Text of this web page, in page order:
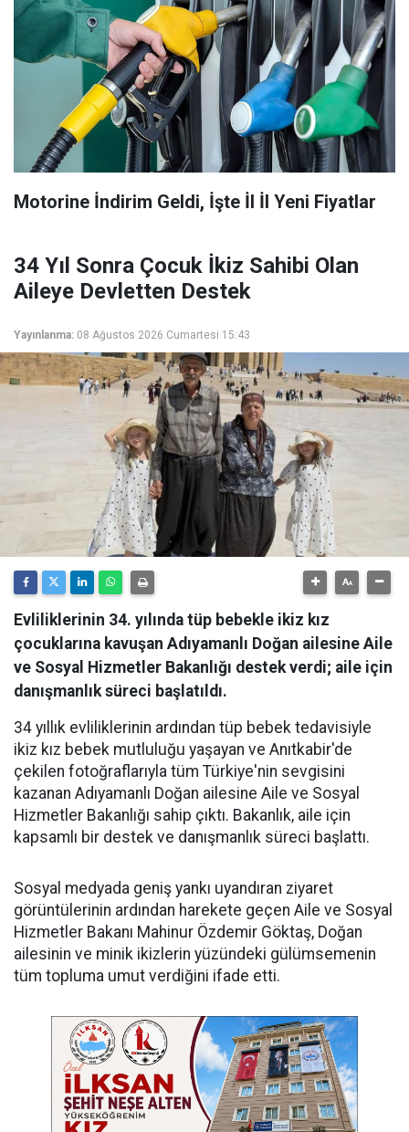
Motorine İndirim Geldi, İşte İl İl Yeni Fiyatlar
34 Yıl Sonra Çocuk İkiz Sahibi Olan
Aileye Devletten Destek
Yayınlanma: 08 Ağustos 2026 Cumartesi 15:43
Evliliklerinin 34. yılında tüp bebekle ikiz kız
çocuklarına kavuşan Adıyamanlı Doğan ailesine Aile
ve Sosyal Hizmetler Bakanlığı destek verdi; aile için
danışmanlık süreci başlatıldı.
34 yıllık evliliklerinin ardından tüp bebek tedavisiyle
ikiz kız bebek mutluluğu yaşayan ve Anıtkabir'de
çekilen fotoğraflarıyla tüm Türkiye'nin sevgisini
kazanan Adıyamanlı Doğan ailesine Aile ve Sosyal
Hizmetler Bakanlığı sahip çıktı. Bakanlık, aile için
kapsamlı bir destek ve danışmanlık süreci başlattı.
Sosyal medyada geniş yankı uyandıran ziyaret
görüntülerinin ardından harekete geçen Aile ve Sosyal
Hizmetler Bakanı Mahinur Özdemir Göktaş, Doğan
ailesinin ve minik ikizlerin yüzündeki gülümsemenin
tüm topluma umut verdiğini ifade etti.